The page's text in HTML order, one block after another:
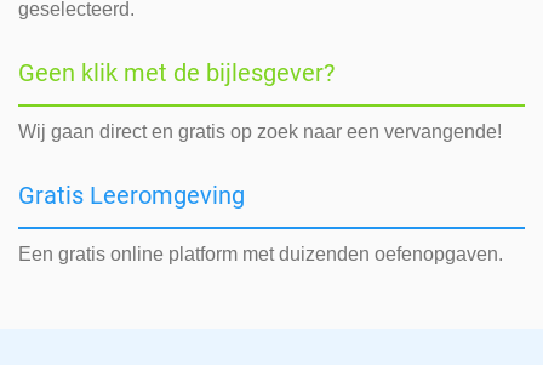
geselecteerd.
Geen klik met de bijlesgever?
Wij gaan direct en gratis op zoek naar een vervangende!
Gratis Leeromgeving
Een gratis online platform met duizenden oefenopgaven.